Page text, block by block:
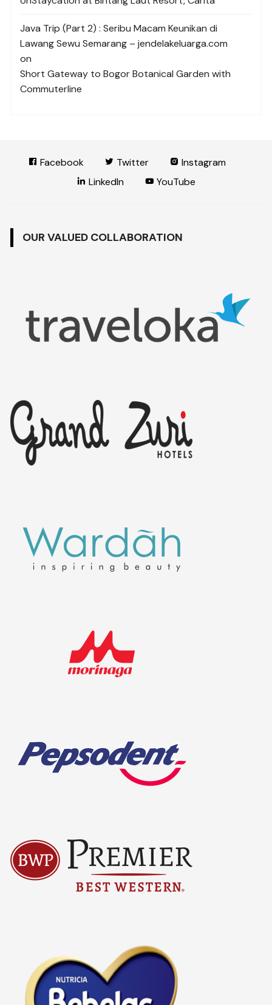
Java Trip (Part 2) : Seribu Macam Keunikan di
Lawang Sewu Semarang – jendelakeluarga.com
on
Short Gateway to Bogor Botanical Garden with
Commuterline
Facebook Twitter
Instagram
LinkedIn
YouTube
OUR VALUED COLLABORATION